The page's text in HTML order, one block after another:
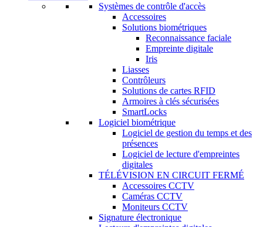
Systèmes de contrôle d'accès
Accessoires
Solutions biométriques
Reconnaissance faciale
Empreinte digitale
Iris
Liasses
Contrôleurs
Solutions de cartes RFID
Armoires à clés sécurisées
SmartLocks
Logiciel biométrique
Logiciel de gestion du temps et des
présences
Logiciel de lecture d'empreintes
digitales
TÉLÉVISION EN CIRCUIT FERMÉ
Accessoires CCTV
Caméras CCTV
Moniteurs CCTV
Signature électronique